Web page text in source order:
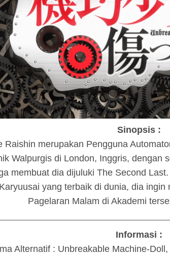
Sinopsis :
Raishin merupakan Pengguna
Walpurgis di London, Inggris, dengan
membuat dia dijuluki The Second
yang terbaik di dunia, dia
Pagelaran Malam di Akademi
Informasi :
Alternatif : Unbreakable Machine-